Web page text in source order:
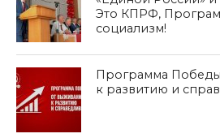
Это КПРФ,
социализм!
Программа
к развитию и